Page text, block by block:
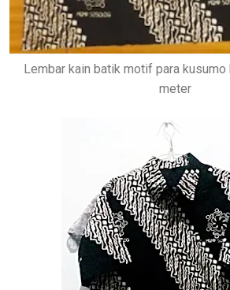
Lembar kain batik motif para kusumo
meter